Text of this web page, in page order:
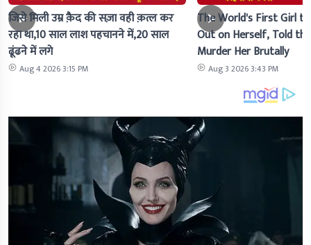
जिसे मिली उम्र क़ैद की सज़ा वही क़त्ल कर
रहा था,10 साल लाश पहचानने में,20 साल
ढूंढने में लगे
Aug 4 2026 3:15 PM
The World's First Girl
Out on Herself, Told
Murder Her Brutally
Aug 3 2026 3:43 PM